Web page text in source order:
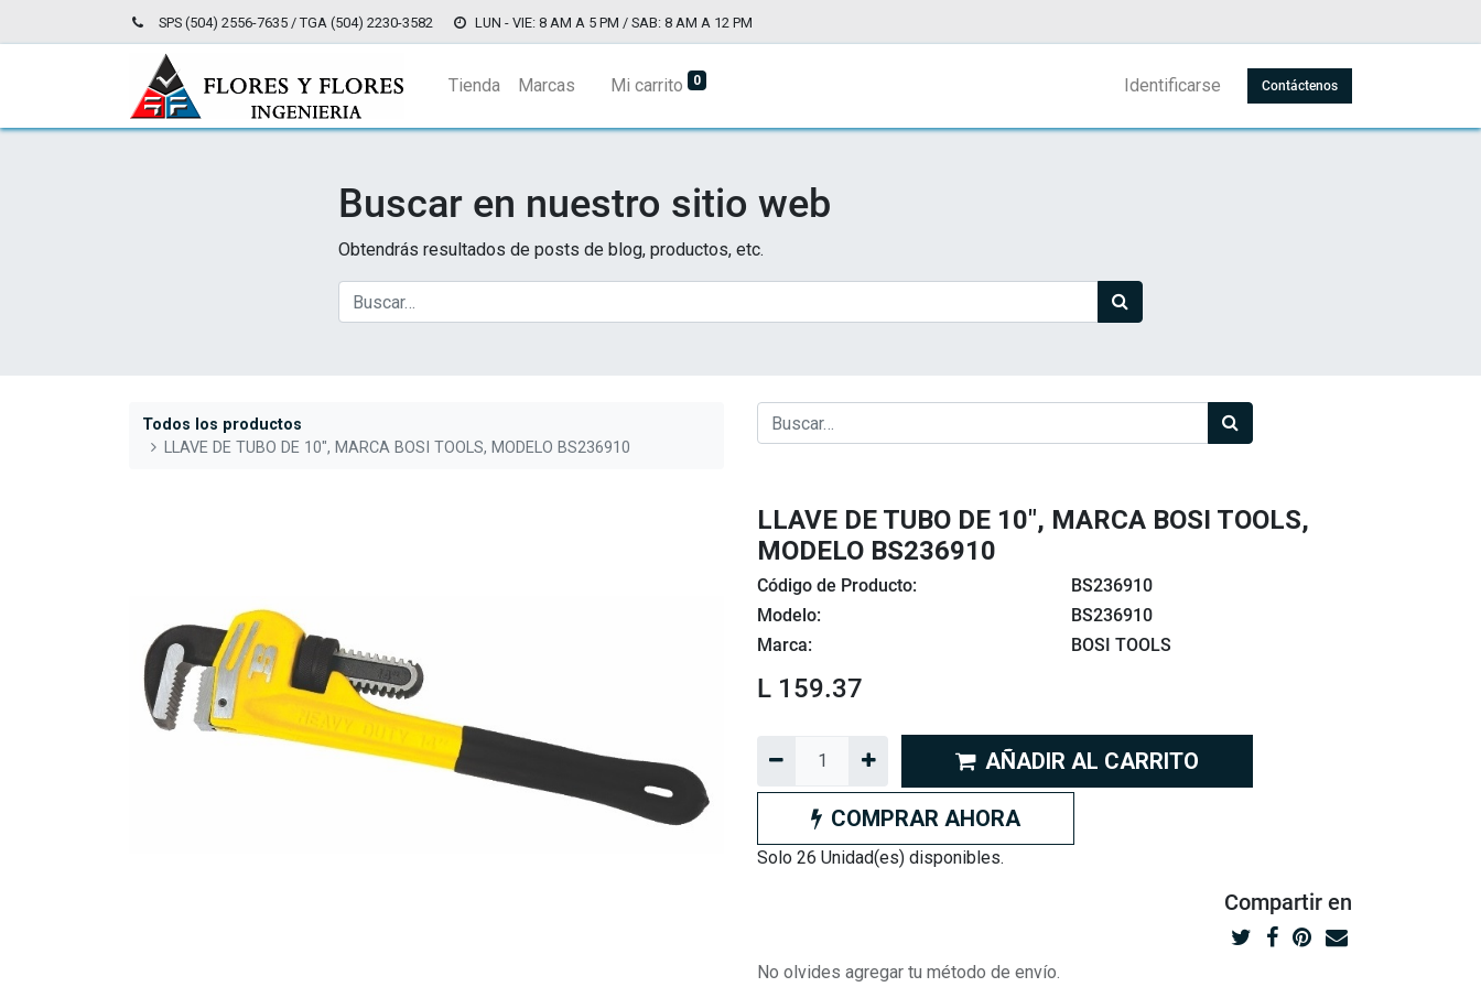
SPS (504) 2556-7635 / TGA (504) 2230-3582 LUN - VIE: 8 AM A 5 PM / SAB: 8 AM A 12 PM
Tienda Marcas Mi carrito 0 Identificarse Contáctenos
Buscar en nuestro sitio web
Obtendrás resultados de posts de blog, productos, etc.
Todos los productos
LLAVE DE TUBO DE 10", MARCA BOSI TOOLS, MODELO BS236910
LLAVE DE TUBO DE 10", MARCA BOSI TOOLS,
MODELO BS236910
Código de Producto:
BS236910
Modelo:
BS236910
Marca:
BOSI TOOLS
L 159.37
AÑADIR AL CARRITO
COMPRAR AHORA
Solo 26 Unidad(es) disponibles.
Compartir en
No olvides agregar tu método de envío.